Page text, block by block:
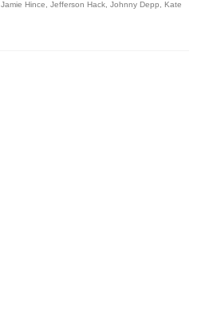
Jamie Hince, Jefferson Hack, Johnny Depp, Kate